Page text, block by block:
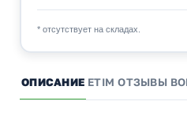
* отсутствует на складах.
ОПИСАНИЕ ETIM ОТЗЫВЫ